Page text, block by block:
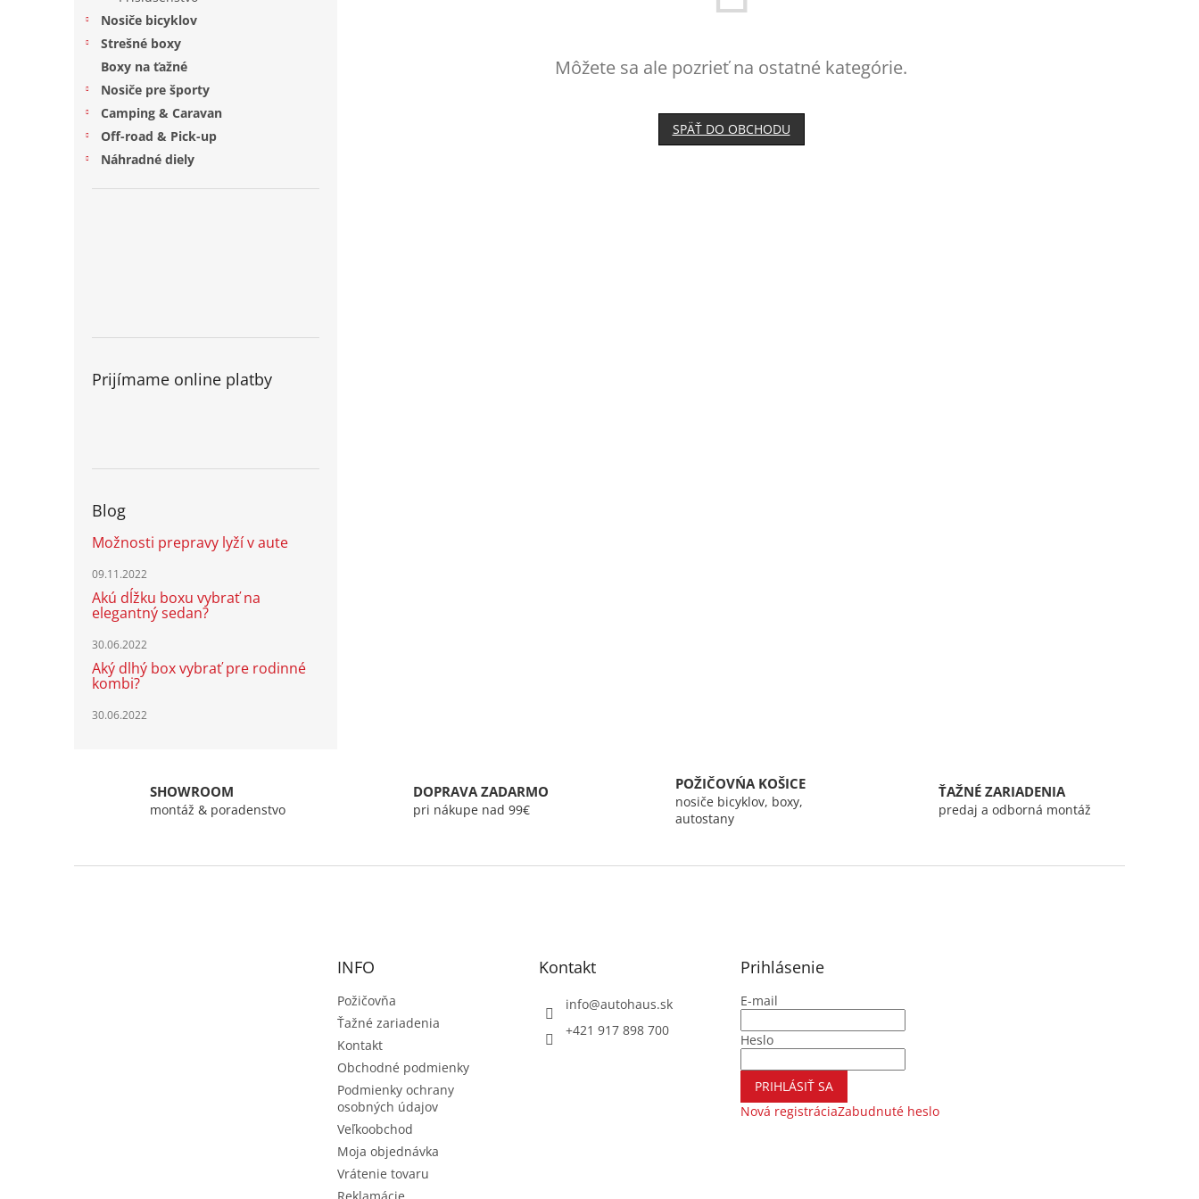
Nosiče bicyklov
Strešné boxy
Boxy na ťažné
Nosiče pre športy
Camping & Caravan
Off-road & Pick-up
Náhradné diely
Prijímame online platby
Blog
Možnosti prepravy lyží v aute
09.11.2022
Akú dĺžku boxu vybrať na
elegantný sedan?
30.06.2022
Aký dlhý box vybrať pre rodinné
kombi?
30.06.2022
Môžete sa ale pozrieť na ostatné kategórie.
SPÄŤ DO OBCHODU
SHOWROOM
montáž & poradenstvo
DOPRAVA ZADARMO
pri nákupe nad 99€
POŽIČOVŃA KOŠICE
nosiče bicyklov, boxy,
autostany
ŤAŽNÉ ZARIADENIA
predaj a odborná montáž
INFO
Požičovňa
Ťažné zariadenia
Kontakt
Obchodné podmienky
Podmienky ochrany
osobných údajov
Veľkoobchod
Moja objednávka
Vrátenie tovaru
Reklamácie
Kontakt
info@autohaus.sk
+421 917 898 700
Prihlásenie
E-mail
Heslo
PRIHLÁSIŤ SA
Nová registráciaZabudnuté heslo